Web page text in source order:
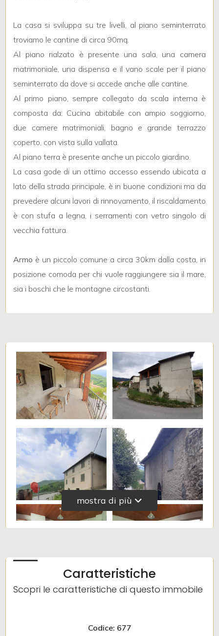
La casa si sviluppa su tre livelli, al piano seminterrato
troviamo le cantine di circa 90mq.
Al piano rialzato è presente una sala, una camera
matrimoniale, una dispensa e il vano scale per il piano
seminterrato da dove si accede anche alle cantine.
Al primo piano, sempre collegato da scala interna è
composta da: Cucina abitabile con ampio soggiorno,
due camere matrimoniali, bagno e grande terrazzo
coperto, con vista sulla vallata.
Al piano terra è presente anche un piccolo giardino.
La casa gode di un ottimo accesso essendo ubicata a
lato della strada principale, è in buone condizioni ma da
prevedere alcuni lavori di rinnovamento, il riscaldamento
è con stufa a legna, i serramenti con vetro singolo di
vecchia fattura.
Armo è un piccolo comune a circa 30km dalla costa, in
posizione comoda per chi vuole raggiungere sia il mare,
sia i boschi che le montagne circostanti.
mostra di più
Caratteristiche
Scopri le caratteristiche di questo immobile
Codice: 677
minimi
Qualsiasi
1
2
3
4
5
5+
Bagni
2
3
4
5
5+